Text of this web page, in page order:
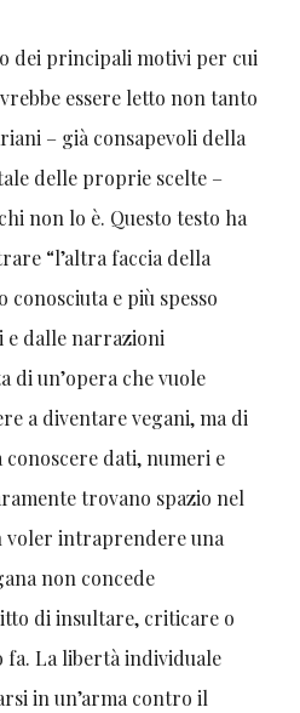
dei principali motivi per cui
essere letto non tanto
– già consapevoli della
delle proprie scelte –
non lo è. Questo testo ha
“l’altra faccia della
conosciuta e più spesso
e dalle narrazioni
di un’opera che vuole
a diventare vegani, ma di
conoscere dati, numeri e
trovano spazio nel
voler intraprendere una
non concede
di insultare, criticare o
La libertà individuale
in un’arma contro il